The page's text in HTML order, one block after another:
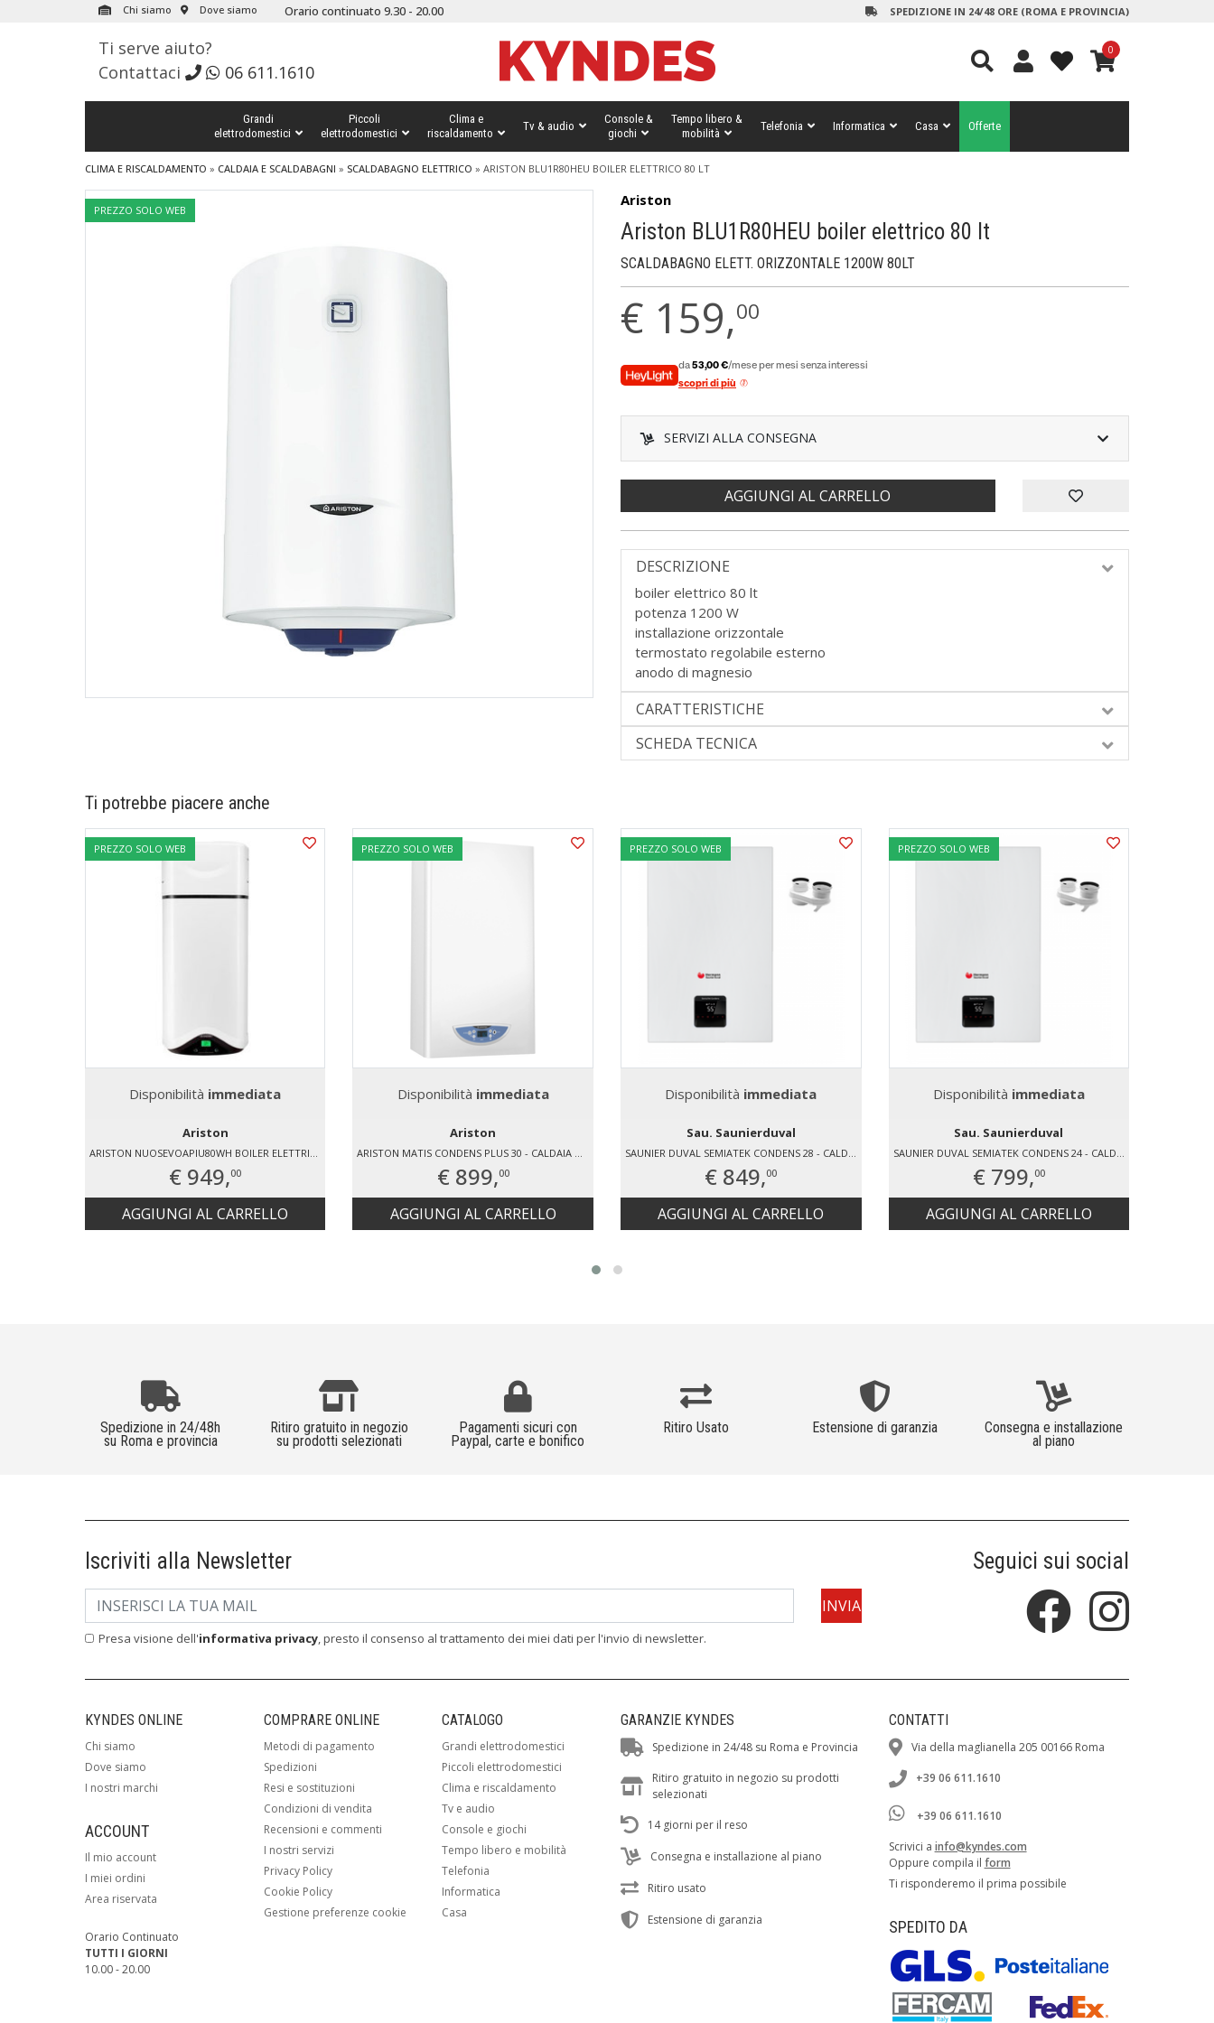
Chi siamo Dove siamo Orario continuato 9.30 - 20.00 SPEDIZIONE IN 24/48 ORE (ROMA E PROVINCIA)
Ti serve aiuto?
Contattaci
06 611.1610
0
Grandi
elettrodomestici
Piccoli
elettrodomestici
Clima e
riscaldamento
Tv & audio
Console &
giochi
Tempo libero &
mobilità
Telefonia Informatica Casa Offerte
CLIMA E RISCALDAMENTO » CALDAIA E SCALDABAGNI » SCALDABAGNO ELETTRICO » ARISTON BLU1R80HEU BOILER ELETTRICO 80 LT
PREZZO SOLO WEB
Ariston
Ariston BLU1R80HEU boiler elettrico 80 lt
SCALDABAGNO ELETT. ORIZZONTALE 1200W 80LT
€ 159,00
da53,00 €/mese per mesi senza interessi
scopri di più
SERVIZI ALLA CONSEGNA
AGGIUNGI AL CARRELLO
DESCRIZIONE
boiler elettrico 80 lt
potenza 1200 W
installazione orizzontale
termostato regolabile esterno
anodo di magnesio
CARATTERISTICHE
SCHEDA TECNICA
Ti potrebbe piacere anche
PREZZO SOLO WEB
Disponibilità immediata
Ariston
ARISTON NUOSEVOAPIU80WH BOILER ELETTRICO
€ 949,00
AGGIUNGI AL CARRELLO
PREZZO SOLO WEB
Disponibilità immediata
Ariston
ARISTON MATIS CONDENS PLUS 30 - CALDAIA MURALE A CONDENSAZIONE
€ 899,00
AGGIUNGI AL CARRELLO
PREZZO SOLO WEB
Disponibilità immediata
Sau. Saunierduval
SAUNIER DUVAL SEMIATEK CONDENS 28 - CALDAIA MURALE A CONDENSAZIONE - AS/2
€ 849,00
AGGIUNGI AL CARRELLO
PREZZO SOLO WEB
Disponibilità immediata
Sau. Saunierduval
SAUNIER DUVAL SEMIATEK CONDENS 24 - CALDAIA MURALE A CONDENSAZIONE - AS/2
€ 799,00
AGGIUNGI AL CARRELLO
Spedizione in 24/48h
su Roma e provincia
Ritiro gratuito in negozio
su prodotti selezionati
Pagamenti sicuri con
Paypal, carte e bonifico
Ritiro Usato Estensione di garanzia Consegna e installazione
al piano
Iscriviti alla Newsletter
Presa visione dell'informativa privacy, presto il consenso al trattamento dei miei dati per l'invio di newsletter.
Seguici sui social
KYNDES ONLINE
Chi siamo
Dove siamo
I nostri marchi
ACCOUNT
Il mio account
I miei ordini
Area riservata
Orario Continuato
TUTTI I GIORNI
10.00 - 20.00
COMPRARE ONLINE
Metodi di pagamento
Spedizioni
Resi e sostituzioni
Condizioni di vendita
Recensioni e commenti
I nostri servizi
Privacy Policy
Cookie Policy
Gestione preferenze cookie
CATALOGO
Grandi elettrodomestici
Piccoli elettrodomestici
Clima e riscaldamento
Tv e audio
Console e giochi
Tempo libero e mobilità
Telefonia
Informatica
Casa
GARANZIE KYNDES
Spedizione in 24/48 su Roma e Provincia
Ritiro gratuito in negozio su prodotti
selezionati
14 giorni per il reso
Consegna e installazione al piano
Ritiro usato
Estensione di garanzia
CONTATTI
Via della maglianella 205 00166 Roma
+39 06 611.1610
+39 06 611.1610
Scrivici a info@kyndes.com
Oppure compila il form
Ti risponderemo il prima possibile
SPEDITO DA